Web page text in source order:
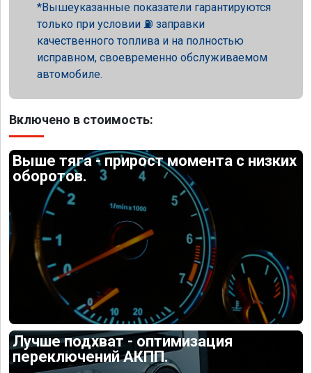
Вышеуказанные показатели гарантируются
только при условии ⛽ заправки
качественного топлива и на полностью
исправном, своевременно обслуживаемом
автомобиле.
Включено в стоимость:
Выше тяга - прирост момента с низких
оборотов.
Лучше подхват - оптимизация
переключений АКПП.